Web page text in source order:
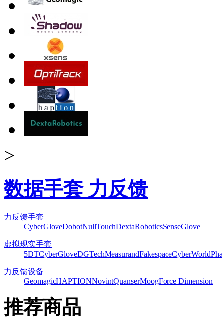
>
数据手套 力反馈
力反馈手套
CyberGloveDobotNullTouchDextaRoboticsSenseGlove
虚拟现实手套
5DTCyberGloveDGTechMeasurandFakespaceCyberWorld
力反馈设备
GeomagicHAPTIONNovintQuanserMoogForce Dimension
推荐商品